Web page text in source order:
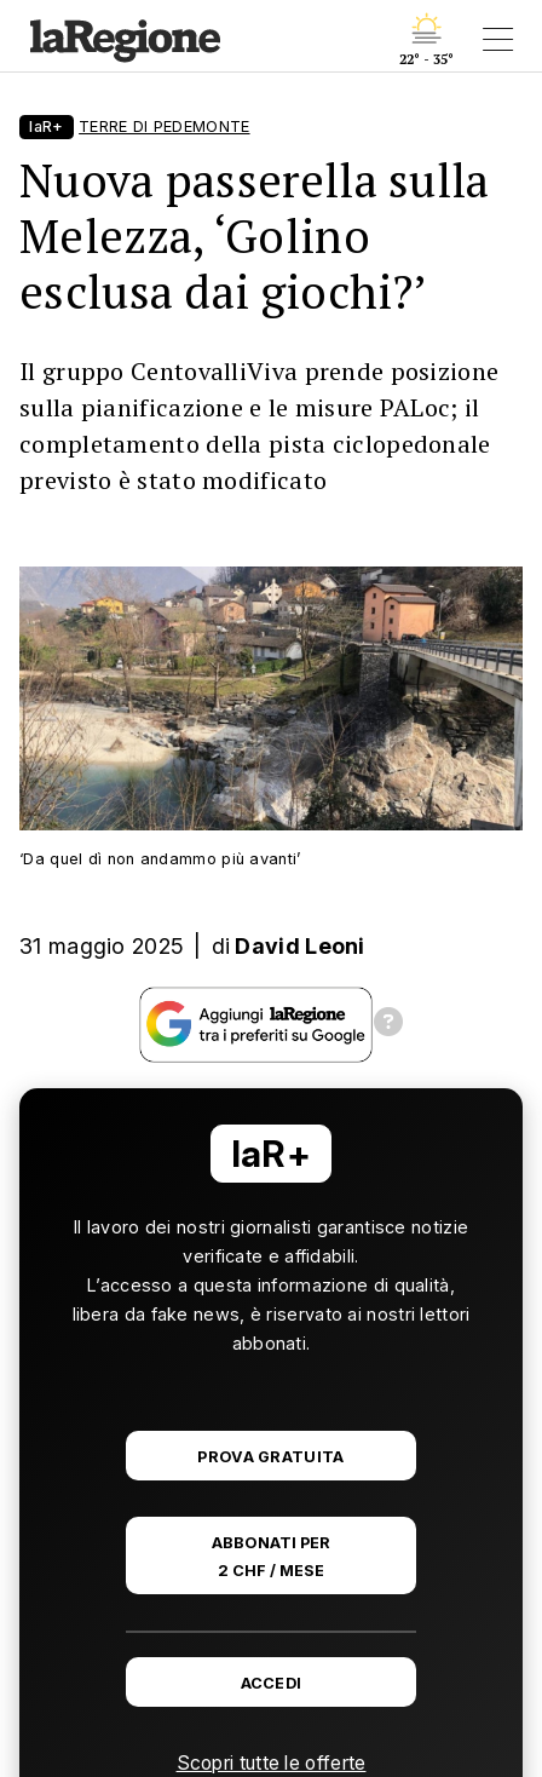
22° - 35°
laR+ TERRE DI PEDEMONTE
Nuova passerella sulla
Melezza, ‘Golino
esclusa dai giochi?’
Il gruppo CentovalliViva prende posizione
sulla pianificazione e le misure PALoc; il
completamento della pista ciclopedonale
previsto è stato modificato
‘Da quel dì non andammo più avanti’
31 maggio 2025 di David Leoni
laR+
Il lavoro dei nostri giornalisti garantisce notizie
verificate e affidabili.
L’accesso a questa informazione di qualità,
libera da fake news, è riservato ai nostri lettori
abbonati.
PROVA GRATUITA
ABBONATI PER
2 CHF / MESE
ACCEDI
Scopri tutte le offerte